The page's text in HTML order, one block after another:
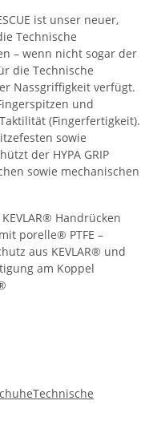
ist unser neuer,
Technische
– wenn nicht sogar der
die Technische
Nassgriffigkeit verfügt.
und
(Fingerfertigkeit).
sowie
der HYPA GRIP
sowie mechanischen
Handrücken
porelle® PTFE –
aus KEVLAR® und
am Koppel
Technische